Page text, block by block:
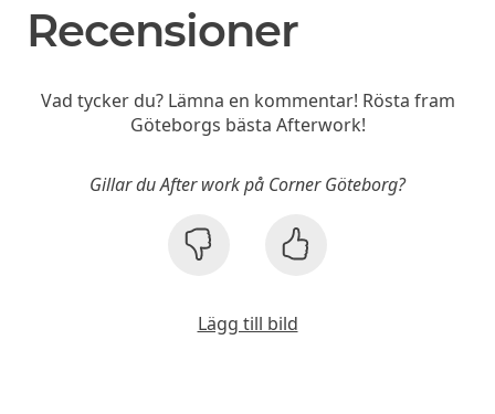
Recensioner
Vad tycker du? Lämna en kommentar! Rösta fram
Göteborgs bästa Afterwork!
Gillar du After work på Corner Göteborg?
Lägg till bild